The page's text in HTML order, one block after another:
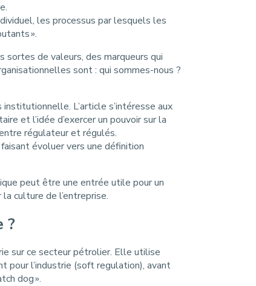
les processus par lesquels les
».
sortes de valeurs, des marqueurs qui
sont : qui sommes-nous ?
L’article s’intéresse aux
et l’idée d’exercer un pouvoir sur la
régulateur et régulés.
évoluer vers une définition
peut être une entrée utile pour un
culture de l’entreprise.
?
sur ce secteur pétrolier. Elle utilise
pour l’industrie (soft regulation), avant
dog ».